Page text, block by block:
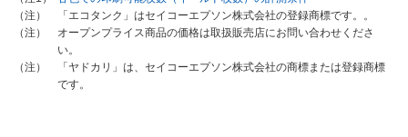
（注）
「エコタンク」はセイコーエプソン株式会社の登録商標です。。
（注）
オープンプライス商品の価格は取扱販売店にお問い合わせくださ
い。
（注）
「ヤドカリ」は、セイコーエプソン株式会社の商標または登録商標
です。